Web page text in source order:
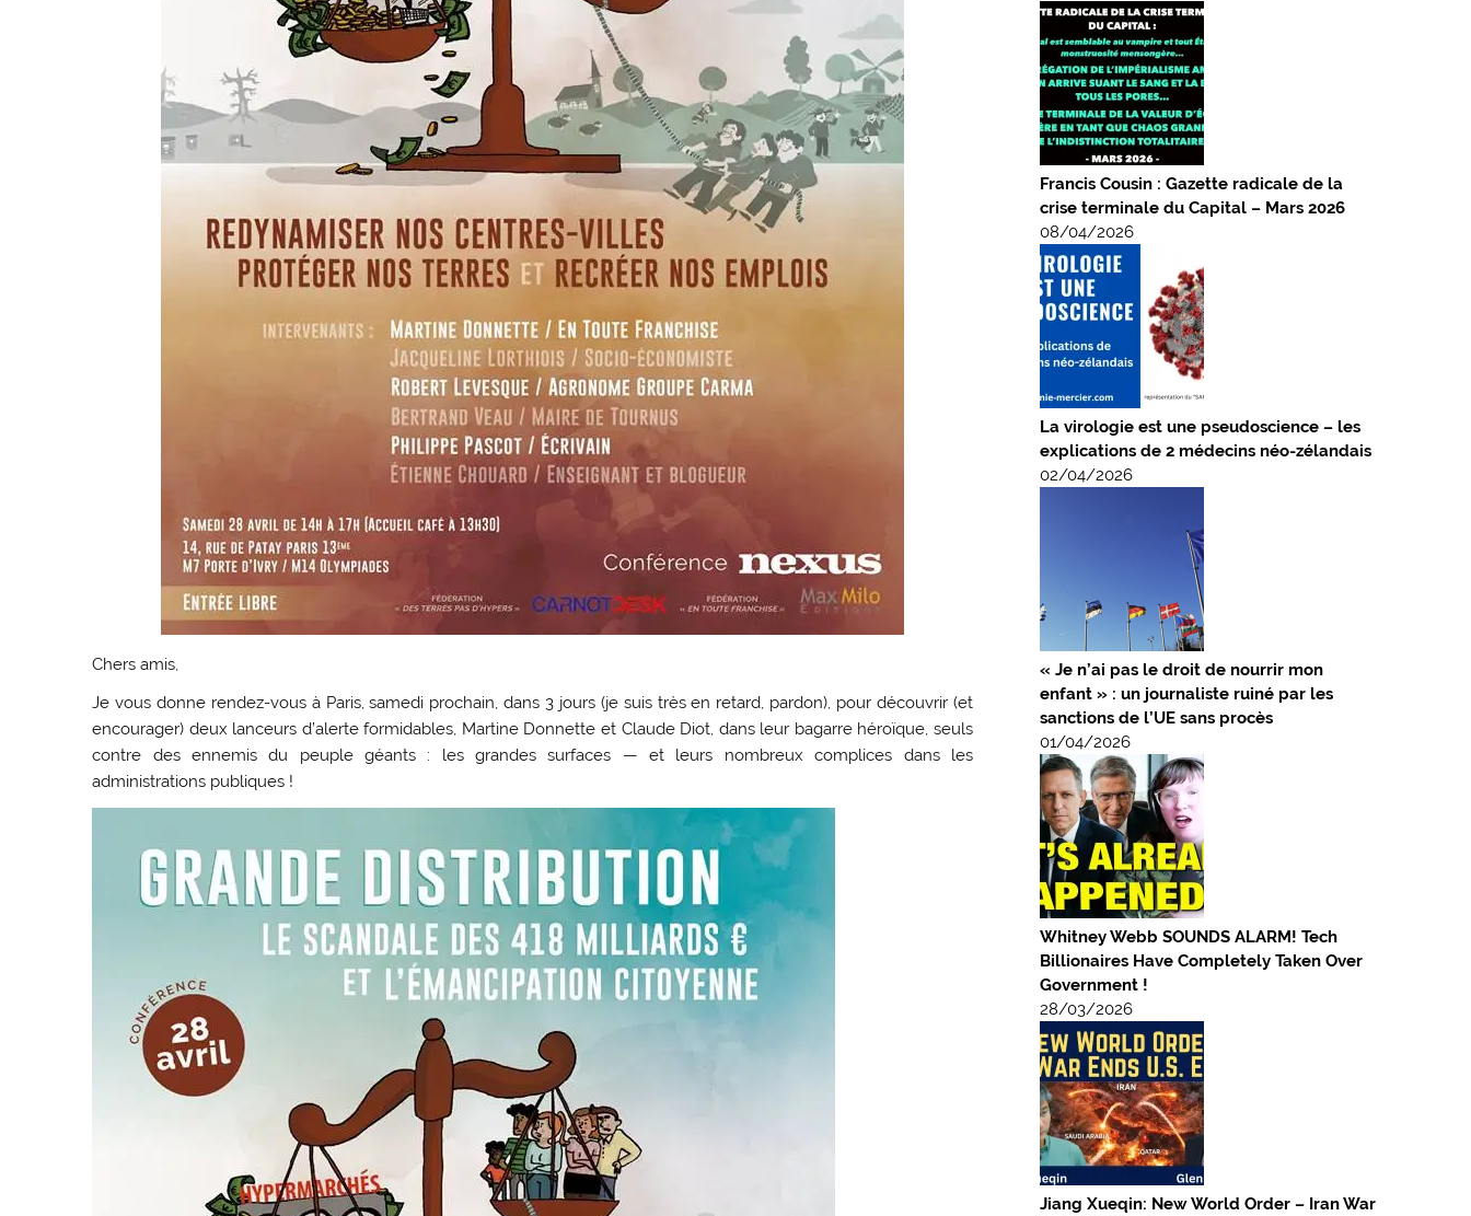
Chers amis,
Je vous donne rendez-vous à Paris, samedi prochain, dans 3 jours (je suis très en retard, pardon), pour découvrir (et
encourager) deux lanceurs d’alerte formidables, Martine Donnette et Claude Diot, dans leur bagarre héroïque, seuls
contre des ennemis du peuple géants : les grandes surfaces — et leurs nombreux complices dans les
administrations publiques !
Francis Cousin : Gazette radicale de la
crise terminale du Capital – Mars 2026
08/04/2026
La virologie est une pseudoscience – les
explications de 2 médecins néo-zélandais
02/04/2026
« Je n’ai pas le droit de nourrir mon
enfant » : un journaliste ruiné par les
sanctions de l’UE sans procès
01/04/2026
Whitney Webb SOUNDS ALARM! Tech
Billionaires Have Completely Taken Over
Government !
28/03/2026
Jiang Xueqin: New World Order – Iran War